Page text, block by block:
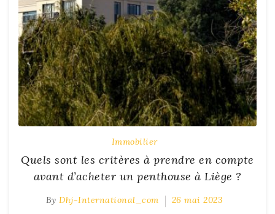
Immobilier
Quels sont les critères à prendre en compte
avant d’acheter un penthouse à Liège ?
ByDhj-International_com 26 mai 2023